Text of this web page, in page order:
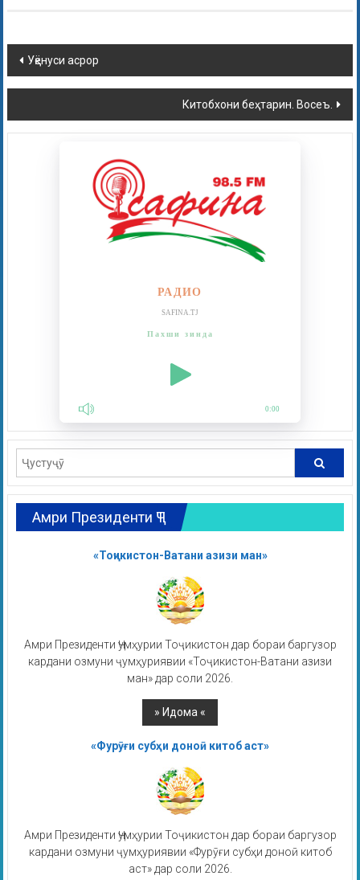
Уқёнуси асрор
Китобхони беҳтарин. Восеъ.
РАДИО
SAFINA.TJ
Пахши зинда
0:00
Амри Президенти ҶТ
«Тоҷикистон-Ватани азизи ман»
Амри Президенти Ҷумҳурии Тоҷикистон дар бораи баргузор
кардани озмуни ҷумҳуриявии «Тоҷикистон-Ватани азизи
ман» дар соли 2026.
«Фурӯғи субҳи доноӣ китоб аст»
Амри Президенти Ҷумҳурии Тоҷикистон дар бораи баргузор
кардани озмуни ҷумҳуриявии «Фурӯғи субҳи доноӣ китоб
аст» дар соли 2026.